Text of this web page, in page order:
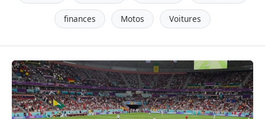
finances Motos Voitures